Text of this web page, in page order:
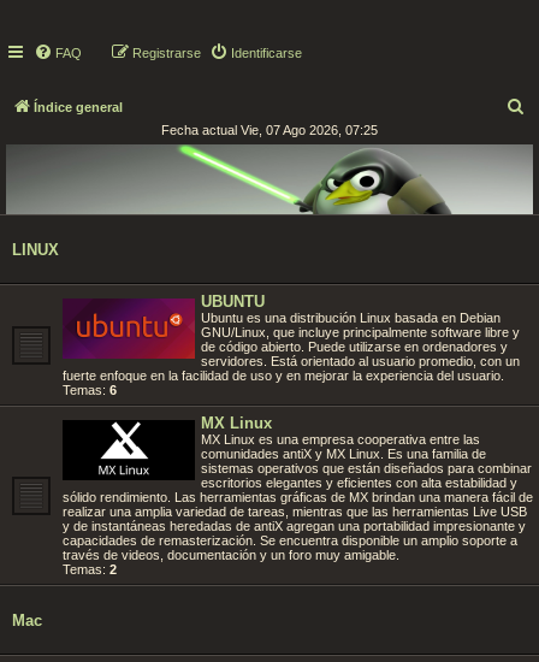
FAQ Identificarse
Registrarse
Índice general
Fecha actual Vie, 07 Ago 2026, 07:25
LINUX
UBUNTU
Ubuntu es una distribución Linux basada en Debian
GNU/Linux, que incluye principalmente software libre y
de código abierto. Puede utilizarse en ordenadores y
servidores. Está orientado al usuario promedio, con un
fuerte enfoque en la facilidad de uso y en mejorar la experiencia del usuario.
Temas: 6
MX Linux
MX Linux es una empresa cooperativa entre las
comunidades antiX y MX Linux. Es una familia de
sistemas operativos que están diseñados para combinar
escritorios elegantes y eficientes con alta estabilidad y
sólido rendimiento. Las herramientas gráficas de MX brindan una manera fácil de
realizar una amplia variedad de tareas, mientras que las herramientas Live USB
y de instantáneas heredadas de antiX agregan una portabilidad impresionante y
capacidades de remasterización. Se encuentra disponible un amplio soporte a
través de videos, documentación y un foro muy amigable.
Temas: 2
Mac